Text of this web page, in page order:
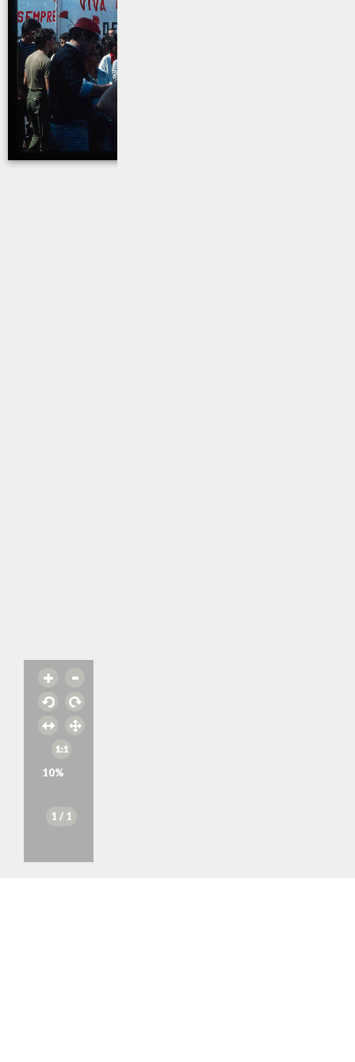
10%
1 / 1